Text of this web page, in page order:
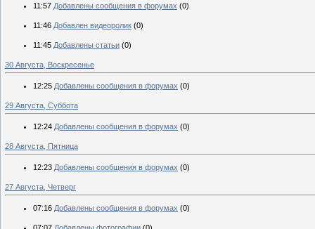
11:57 Добавлены сообщения в форумах (0)
11:46 Добавлен видеоролик (0)
11:45 Добавлены статьи (0)
30 Августа, Воскресенье
12:25 Добавлены сообщения в форумах (0)
29 Августа, Суббота
12:24 Добавлены сообщения в форумах (0)
28 Августа, Пятница
12:23 Добавлены сообщения в форумах (0)
27 Августа, Четверг
07:16 Добавлены сообщения в форумах (0)